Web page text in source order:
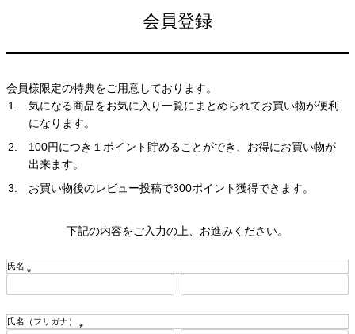
会員登録
会員様限定の特典をご用意しております。
気になる商品をお気に入り一覧にまとめられてお買い物が便利
になります。
100円につき１ポイント貯めることができ、お得にお買い物が
出来ます。
お買い物後のレビュー投稿で300ポイント獲得できます。
下記の内容をご入力の上、お進みください。
氏名
須
)
氏名（フリガナ）